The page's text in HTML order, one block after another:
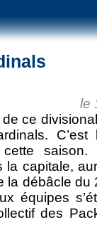
le
ce
cette
la capitale,
la débâcle du
équipes
des